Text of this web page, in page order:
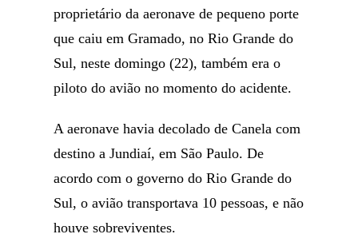
proprietário da aeronave de pequeno porte
que caiu em Gramado, no Rio Grande do
Sul, neste domingo (22), também era o
piloto do avião no momento do acidente.
A aeronave havia decolado de Canela com
destino a Jundiaí, em São Paulo. De
acordo com o governo do Rio Grande do
Sul, o avião transportava 10 pessoas, e não
houve sobreviventes.